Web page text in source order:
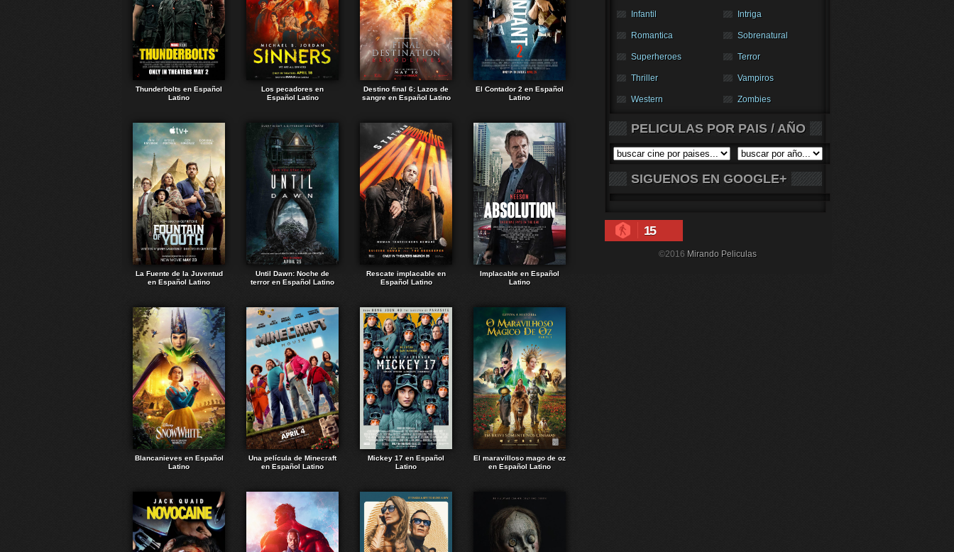
Thunderbolts en Español
Latino
Los pecadores en
Español Latino
Destino final 6: Lazos de
sangre en Español Latino
El Contador 2 en Español
Latino
La Fuente de la Juventud
en Español Latino
Until Dawn: Noche de
terror en Español Latino
Rescate implacable en
Español Latino
Implacable en Español
Latino
Blancanieves en Español
Latino
Una película de Minecraft
en Español Latino
Mickey 17 en Español
Latino
El maravilloso mago de oz
en Español Latino
Infantil Intriga
Romantica Sobrenatural
Superheroes Terror
Thriller Vampiros
Western Zombies
PELICULAS POR PAIS / AÑO
SIGUENOS EN GOOGLE+
15
©2016 Mirando Peliculas